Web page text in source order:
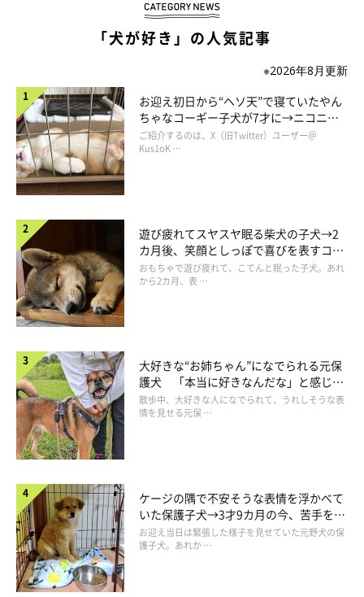
「犬が好き」の人気記事
※2026年8月更新
お迎え初日から“ヘソ天”で寝ていたやん
ちゃなコーギー子犬が7才に→ニコニ
コ“コーギースマイル”が魅力のコに成
長！
ご紹介するのは、X（旧Twitter）ユーザー＠
Kus1oK …
遊び疲れてスヤスヤ眠る柴犬の子犬→2
カ月後、笑顔としっぽで喜びを表すコに
成長！
おもちゃで遊び疲れて、こてんと眠った子犬。あれ
から2カ月、表 …
大好きな“お姉ちゃん”になでられる元保
護犬 「本当に好きなんだな」と感じる
表情にほっこり
散歩中、大好きな人になでられて、うれしそうな表
情を見せる元保 …
ケージの隅で不安そうな表情を浮かべて
いた保護子犬→3才9カ月の今、苦手を克
服し頼もしいコに成長！
お迎え当日は緊張した様子を見せていた元野犬の保
護子犬。あれか …